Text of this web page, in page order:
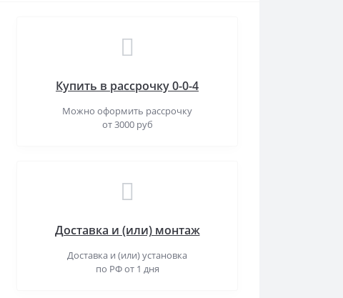
Купить в рассрочку 0-0-4
Можно оформить рассрочку
от 3000 руб
Доставка и (или) монтаж
Доставка и (или) установка
по РФ от 1 дня